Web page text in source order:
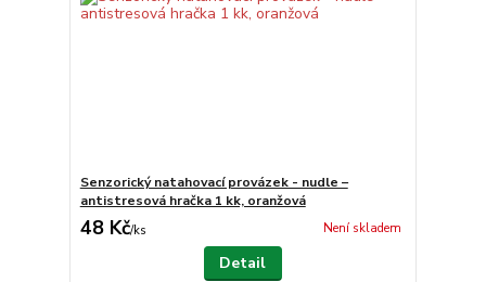
Senzorický natahovací provázek - nudle –
antistresová hračka 1 kk, oranžová
48 Kč/ks Není skladem
Detail